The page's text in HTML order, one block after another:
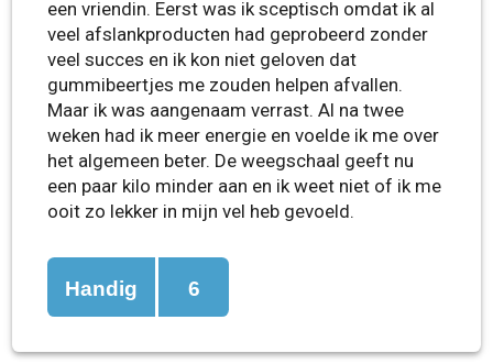
een vriendin. Eerst was ik sceptisch omdat ik al
veel afslankproducten had geprobeerd zonder
veel succes en ik kon niet geloven dat
gummibeertjes me zouden helpen afvallen.
Maar ik was aangenaam verrast. Al na twee
weken had ik meer energie en voelde ik me over
het algemeen beter. De weegschaal geeft nu
een paar kilo minder aan en ik weet niet of ik me
ooit zo lekker in mijn vel heb gevoeld.
Handig 6